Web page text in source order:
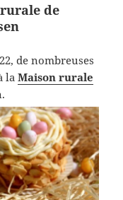
de
de nombreuses
laMaison rurale